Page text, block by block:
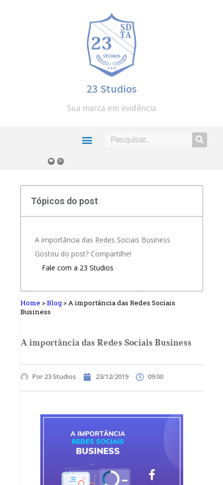
23 Studios
Sua marca em evidência
Tópicos do post
A importância das Redes Sociais Business
Gostou do post? Compartilhe!
Fale com a 23 Studios
Home >Blog >A importância das Redes Sociais
Business
A importância das Redes Sociais Business
Por 23 Studios 23/12/2019 09:00